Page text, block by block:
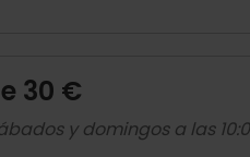
30 €
y domingos a las